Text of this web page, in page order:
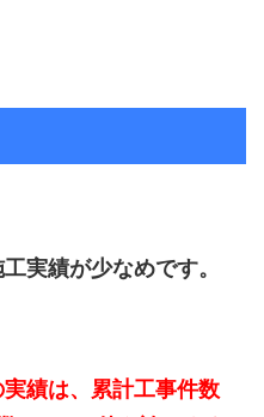
実績が少なめです。
績は、累計工事件数